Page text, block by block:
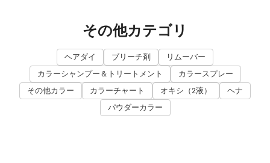
その他カテゴリ
ヘアダイ ブリーチ剤
リムーバー
カラーシャンプー＆トリートメント
カラースプレー
その他カラー
カラーチャート オキシ（2液）
ヘナ
パウダーカラー